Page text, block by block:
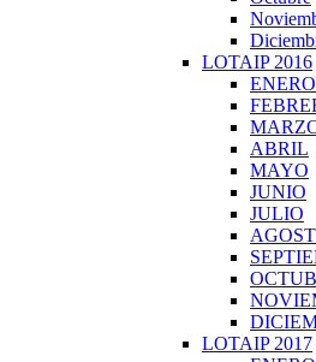
LOTAIP 2016
ENERO
ABRIL
MAYO
JUNIO
JULIO
LOTAIP 2017